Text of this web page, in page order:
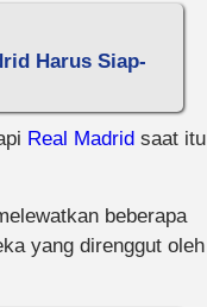
Harus Siap-
Real Madrid saat itu
beberapa
yang direnggut oleh